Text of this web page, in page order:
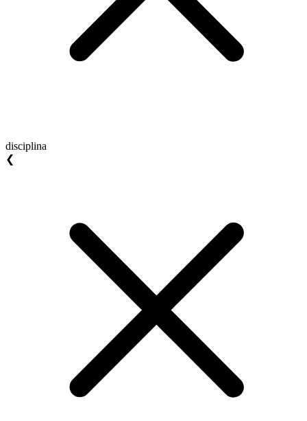
disciplina
❮